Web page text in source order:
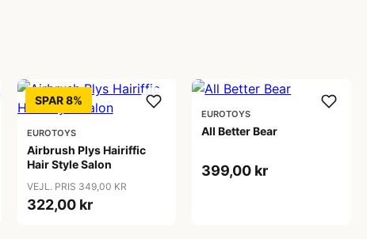
SPAR 8%
EUROTOYS
Airbrush Plys Hairiffic
Hair Style Salon
VEJL. PRIS 349,00 KR
322,00 kr
EUROTOYS
All Better Bear
399,00 kr